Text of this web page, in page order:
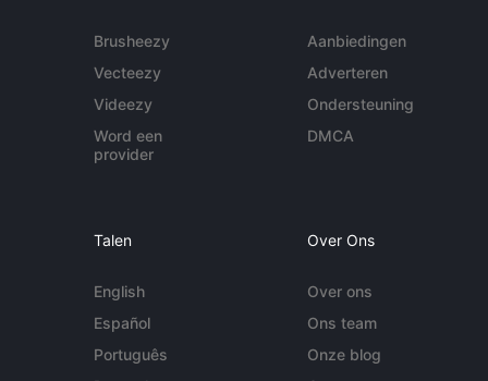
Brusheezy
Vecteezy
Videezy
Word een
provider
Aanbiedingen
Adverteren
Ondersteuning
DMCA
Talen
English
Español
Português
Over Ons
Over ons
Ons team
Onze blog